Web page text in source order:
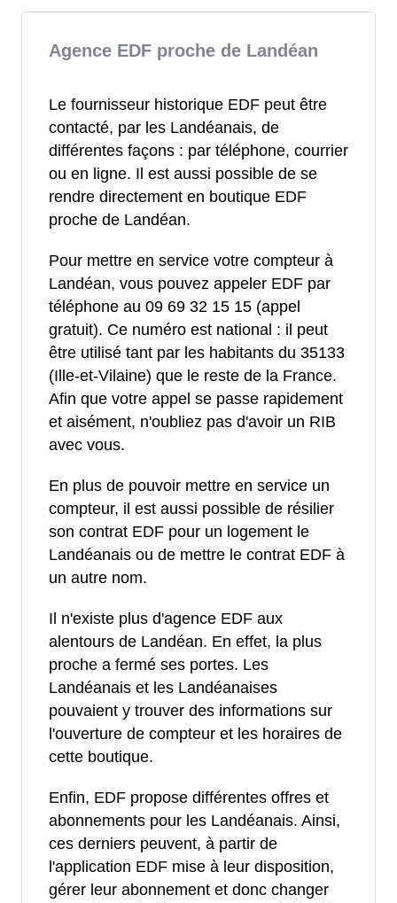
Agence EDF proche de Landéan
Le fournisseur historique EDF peut être
contacté, par les Landéanais, de
différentes façons : par téléphone, courrier
ou en ligne. Il est aussi possible de se
rendre directement en boutique EDF
proche de Landéan.
Pour mettre en service votre compteur à
Landéan, vous pouvez appeler EDF par
téléphone au 09 69 32 15 15 (appel
gratuit). Ce numéro est national : il peut
être utilisé tant par les habitants du 35133
(Ille-et-Vilaine) que le reste de la France.
Afin que votre appel se passe rapidement
et aisément, n'oubliez pas d'avoir un RIB
avec vous.
En plus de pouvoir mettre en service un
compteur, il est aussi possible de résilier
son contrat EDF pour un logement le
Landéanais ou de mettre le contrat EDF à
un autre nom.
Il n'existe plus d'agence EDF aux
alentours de Landéan. En effet, la plus
proche a fermé ses portes. Les
Landéanais et les Landéanaises
pouvaient y trouver des informations sur
l'ouverture de compteur et les horaires de
cette boutique.
Enfin, EDF propose différentes offres et
abonnements pour les Landéanais. Ainsi,
ces derniers peuvent, à partir de
l'application EDF mise à leur disposition,
gérer leur abonnement et donc changer